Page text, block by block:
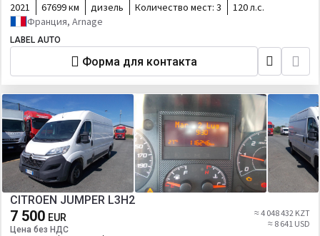
2021 67699 км дизель Количество мест: 3
120 л.с.
Франция, Arnage
LABEL AUTO
Форма для контакта
CITROEN JUMPER L3H2
7 500 EUR
Цена без НДС
≈ 4 048 432 KZT
≈ 8 641 USD